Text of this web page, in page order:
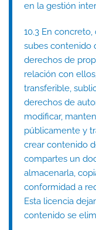
en la gestión
10.3 En
subes contenido
derechos de
relación con
transferible,
derechos de
modificar,
públicamente y
crear contenido
compartes un
almacenarla,
conformidad a
Esta licencia
contenido se